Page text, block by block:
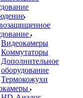
Видеокамеры
Коммутаторы
Дополнительное
оборудование
Термокожухи